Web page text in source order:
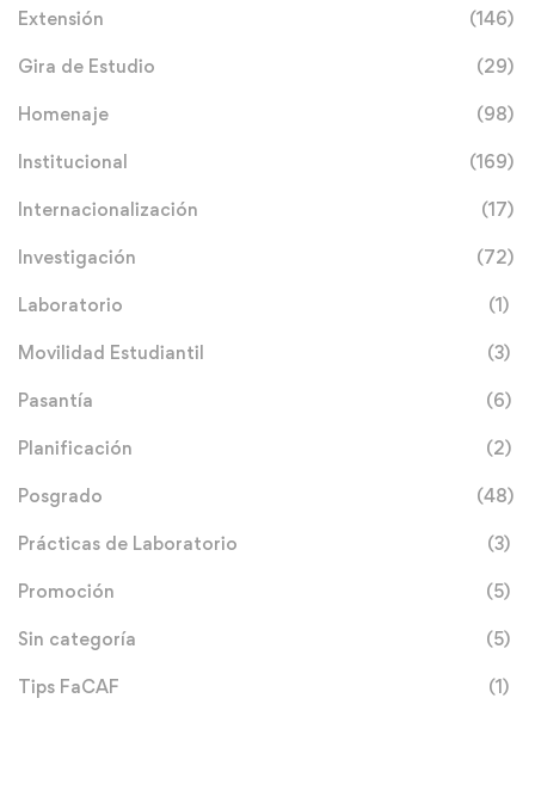
Extensión (146)
Gira de Estudio (29)
Homenaje (98)
Institucional (169)
Internacionalización (17)
Investigación (72)
Laboratorio (1)
Movilidad Estudiantil (3)
Pasantía (6)
Planificación (2)
Posgrado (48)
Prácticas de Laboratorio (3)
Promoción (5)
Sin categoría (5)
Tips FaCAF (1)